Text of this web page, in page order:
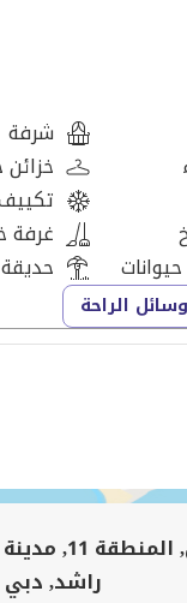
الأرض حتى السقف
مطبخ حديث مفتوح
شرفة
غرفة
الحقول,
راشد, دبي